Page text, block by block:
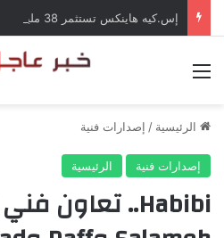
الرئيسية / إصدارات فنية
إصدارات فنية الرئيسية